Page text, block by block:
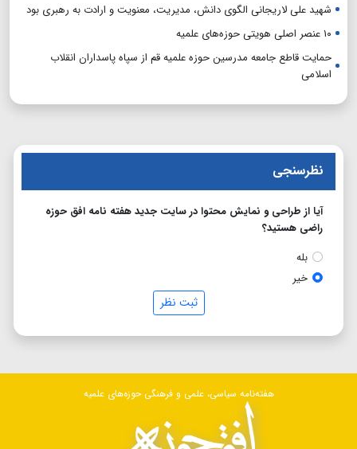
شهید علی لاریجانی الگوی دانش، مدیریت، معنویت و ارادت به رهبری بود
۱۰ عنصر اصلی هویتی حوزه‌های علمیه
حمایت قاطع جامعه مدرسین حوزه علمیه قم از سپاه پاسداران انقلاب
اسلامی
نظرسنجی
آیا از طراحی و نمایش محتوا در سایت جدید هفته نامه افق حوزه
راضی هستید؟
بله
خیر
ثبت نظر
هفته‌نامه سیاسی، علمی و فرهنگی حوزه‌های علمیه